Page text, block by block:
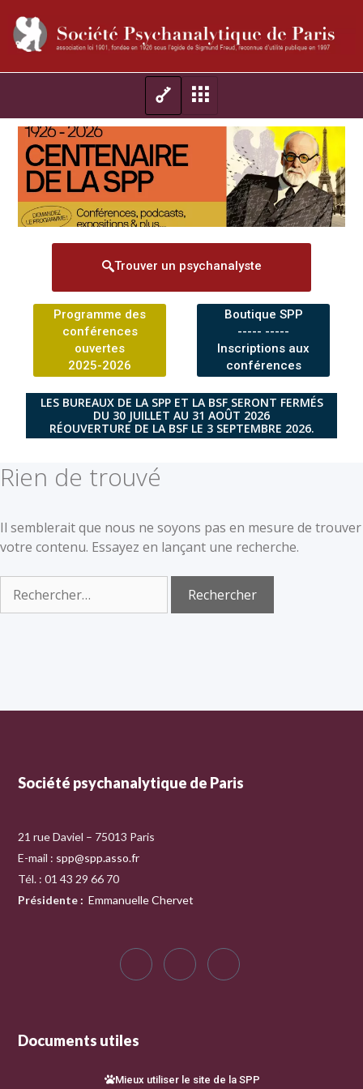
Trouver un psychanalyste
Programme des
conférences
ouvertes
2025-2026
Boutique SPP
----- -----
Inscriptions aux
conférences
LES BUREAUX DE LA SPP ET LA BSF SERONT FERMÉS
DU 30 JUILLET AU 31 AOÛT 2026
RÉOUVERTURE DE LA BSF LE 3 SEPTEMBRE 2026.
Rien de trouvé
Il semblerait que nous ne soyons pas en mesure de trouver
votre contenu. Essayez en lançant une recherche.
Société psychanalytique de Paris
21 rue Daviel – 75013 Paris
E-mail : spp@spp.asso.fr
Tél. : 01 43 29 66 70
Présidente : Emmanuelle Chervet
Documents utiles
Mieux utiliser le site de la SPP